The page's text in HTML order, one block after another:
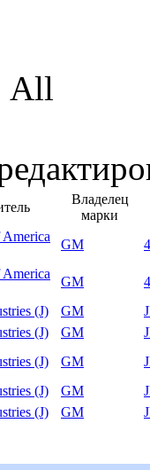
All
Владелец
марки
America
GM
America
GM
(J) GM
(J) GM
(J) GM
(J) GM
(J) GM